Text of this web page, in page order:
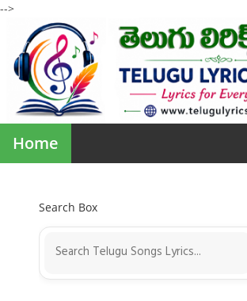
-->
Home
Search Box